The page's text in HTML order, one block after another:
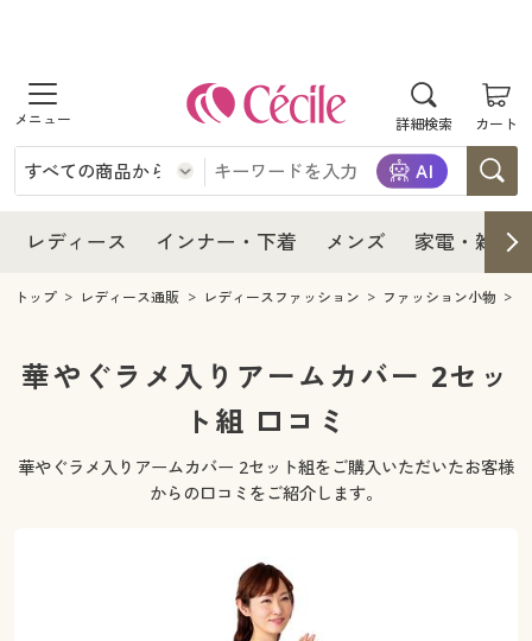
詳細検索 カート
商品を探す
レディース
レディースファッション
女性下着
インナー・下着
インナー・下着通販すべて
女性下着
ジュニア・ティーンズ下着
メンズ
メンズ通販すべて
家電・雑貨
寝具・インテリア・家具
寝具・インテリア・家具通販すべて
レディース インナー・下着 メンズ 家電・雑貨
レディース
レディース通販すべて
レディースファッション
インナー・下着
インナー・下着通販すべて
ジュニア・ティーンズ下着
メンズ
キッチン・雑貨・日用品
寝具・インテリア・家具通販すべて
家具・収納
カーテン・ラグ・ファブリック
美容・健康通販すべて
制服・スクール
トップ レディース通販 レディースファッション ファッション小物
華やぐラメ入りアームカバー 2セッ
ト組 口コミ
華やぐラメ入りアームカバー 2セット組をご購入いただいたお客様
からの口コミをご紹介します。